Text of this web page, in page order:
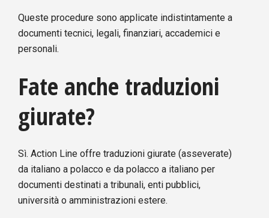
Queste procedure sono applicate indistintamente a
documenti tecnici, legali, finanziari, accademici e
personali.
Fate anche traduzioni
giurate?
Sì. Action Line offre traduzioni giurate (asseverate)
da italiano a polacco e da polacco a italiano per
documenti destinati a tribunali, enti pubblici,
università o amministrazioni estere.